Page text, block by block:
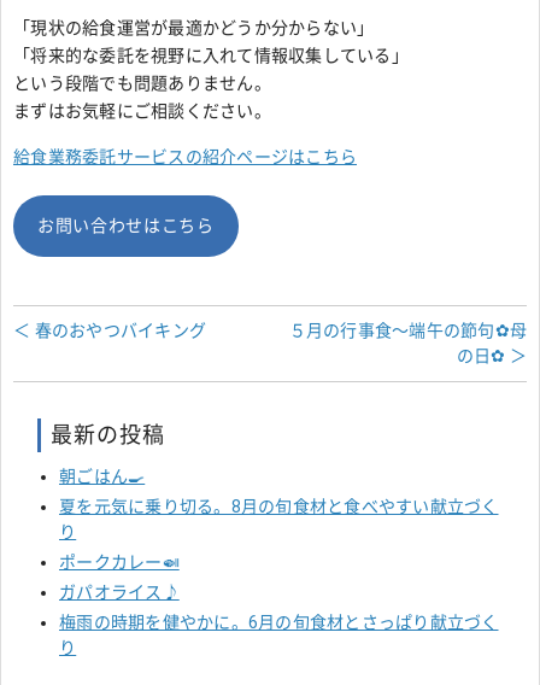
「現状の給食運営が最適かどうか分からない」
「将来的な委託を視野に入れて情報収集している」
という段階でも問題ありません。
まずはお気軽にご相談ください。
給食業務委託サービスの紹介ページはこちら
お問い合わせはこちら
５月の行事食～端午の節句✿母
の日✿ ＞
＜ 春のおやつバイキング
最新の投稿
朝ごはん🍳
夏を元気に乗り切る。8月の旬食材と食べやすい献立づく
り
ポークカレー🍛
ガパオライス♪
梅雨の時期を健やかに。6月の旬食材とさっぱり献立づく
り